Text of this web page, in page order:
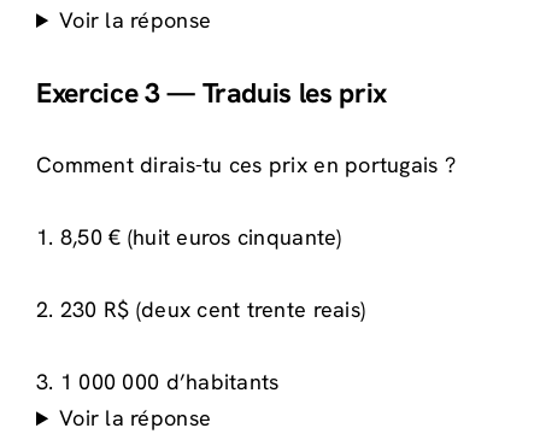
Voir la réponse
Exercice 3 — Traduis les prix
Comment dirais-tu ces prix en portugais ?
1. 8,50 € (huit euros cinquante)
2. 230 R$ (deux cent trente reais)
3. 1 000 000 d’habitants
Voir la réponse